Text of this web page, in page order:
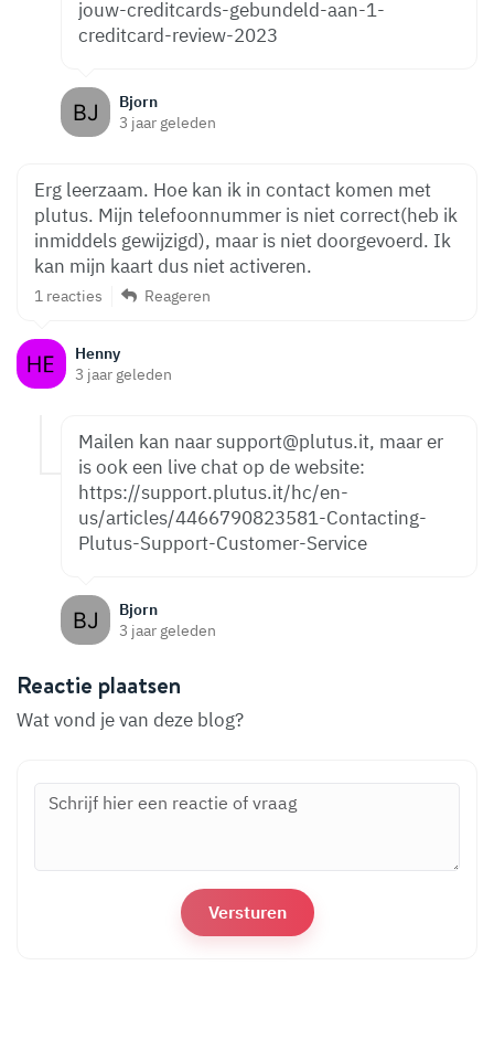
Bjorn
3 jaar geleden
jouw-creditcards-gebundeld-aan-1-
creditcard-review-2023
Henny
3 jaar geleden
Erg leerzaam. Hoe kan ik in contact komen met
plutus. Mijn telefoonnummer is niet correct(heb ik
inmiddels gewijzigd), maar is niet doorgevoerd. Ik
kan mijn kaart dus niet activeren.
1 reacties Reageren
Bjorn
3 jaar geleden
Mailen kan naar support@plutus.it, maar er
is ook een live chat op de website:
https://support.plutus.it/hc/en-
us/articles/4466790823581-Contacting-
Plutus-Support-Customer-Service
Reactie plaatsen
Wat vond je van deze blog?